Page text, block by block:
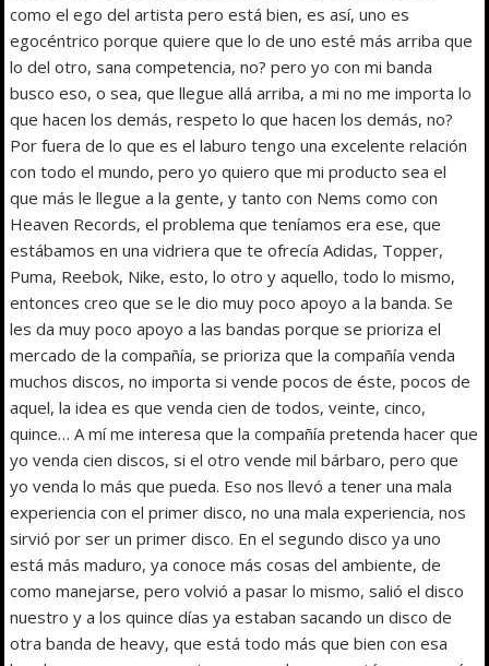
como el ego del artista pero está bien, es así, uno es
egocéntrico porque quiere que lo de uno esté más arriba que
lo del otro, sana competencia, no? pero yo con mi banda
busco eso, o sea, que llegue allá arriba, a mi no me importa lo
que hacen los demás, respeto lo que hacen los demás, no?
Por fuera de lo que es el laburo tengo una excelente relación
con todo el mundo, pero yo quiero que mi producto sea el
que más le llegue a la gente, y tanto con Nems como con
Heaven Records, el problema que teníamos era ese, que
estábamos en una vidriera que te ofrecía Adidas, Topper,
Puma, Reebok, Nike, esto, lo otro y aquello, todo lo mismo,
entonces creo que se le dio muy poco apoyo a la banda. Se
les da muy poco apoyo a las bandas porque se prioriza el
mercado de la compañía, se prioriza que la compañía venda
muchos discos, no importa si vende pocos de éste, pocos de
aquel, la idea es que venda cien de todos, veinte, cinco,
quince… A mí me interesa que la compañía pretenda hacer que
yo venda cien discos, si el otro vende mil bárbaro, pero que
yo venda lo más que pueda. Eso nos llevó a tener una mala
experiencia con el primer disco, no una mala experiencia, nos
sirvió por ser un primer disco. En el segundo disco ya uno
está más maduro, ya conoce más cosas del ambiente, de
como manejarse, pero volvió a pasar lo mismo, salió el disco
nuestro y a los quince días ya estaban sacando un disco de
otra banda de heavy, que está todo más que bien con esa